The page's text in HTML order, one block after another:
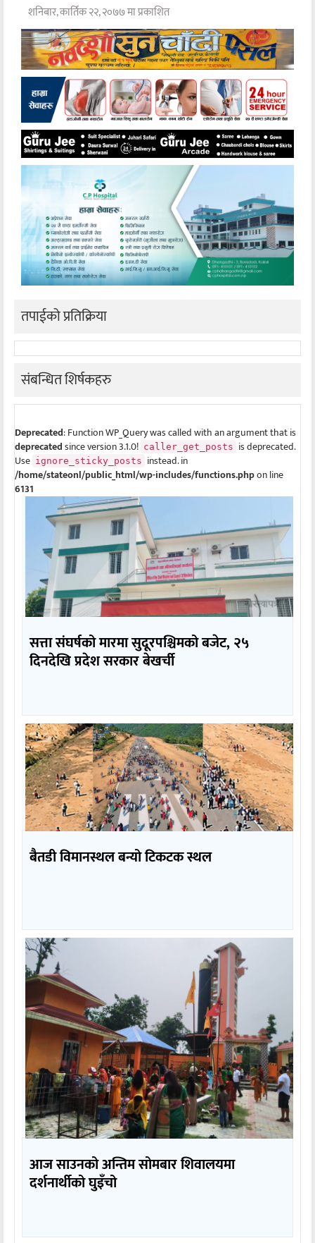
शनिबार, कार्तिक २२, २०७७ मा प्रकाशित
तपाईको प्रतिक्रिया
संबन्धित शिर्षकहरु
Deprecated: Function WP_Query was called with an argument that is
deprecatedsince version 3.1.0! caller_get_posts is deprecated.
Use ignore_sticky_posts instead. in
/home/stateonl/public_html/wp-includes/functions.phpon line
6131
सत्ता संघर्षको मारमा सुदूरपश्चिमको बजेट, २५
दिनदेखि प्रदेश सरकार बेखर्ची
बैतडी विमानस्थल बन्यो टिकटक स्थल
आज साउनको अन्तिम सोमबार शिवालयमा
दर्शनार्थीको घुइँचो